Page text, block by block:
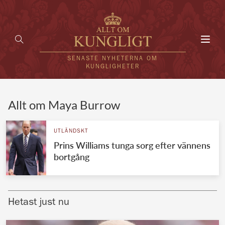
SENASTE NYHETERNA OM
KUNGLIGHETER
UTLÄNDSKT
VÄRLDENS KUNGAHUS
Brittiska kungahuset
Allt om Maya Burrow
UTLÄNDSKT
Prins Williams tunga sorg efter vännens
bortgång
Hetast just nu